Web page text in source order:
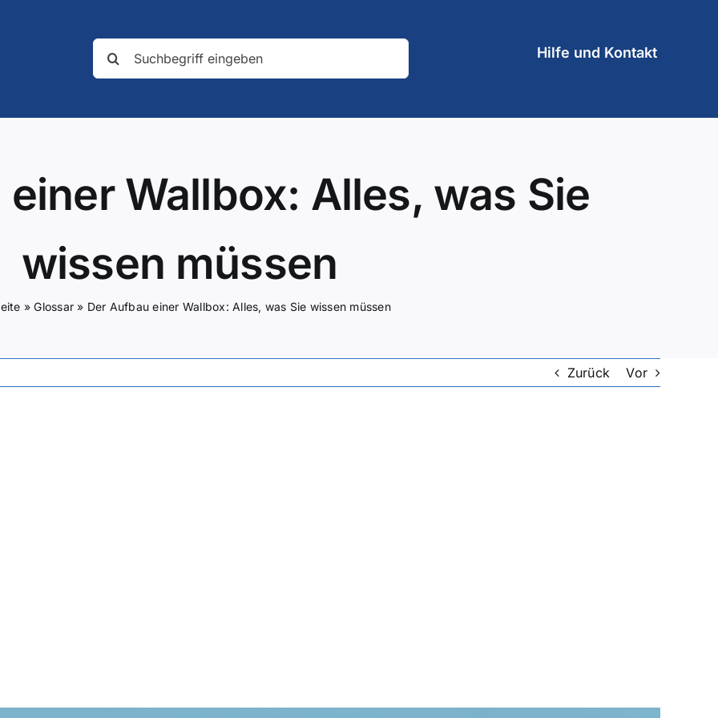
Suche
nach:
Hilfe und Kontakt
Wallbox: Alles, was Sie
wissen müssen
»Glossar » Der Aufbau einer Wallbox: Alles, was Sie wissen müssen
Zurück Vor